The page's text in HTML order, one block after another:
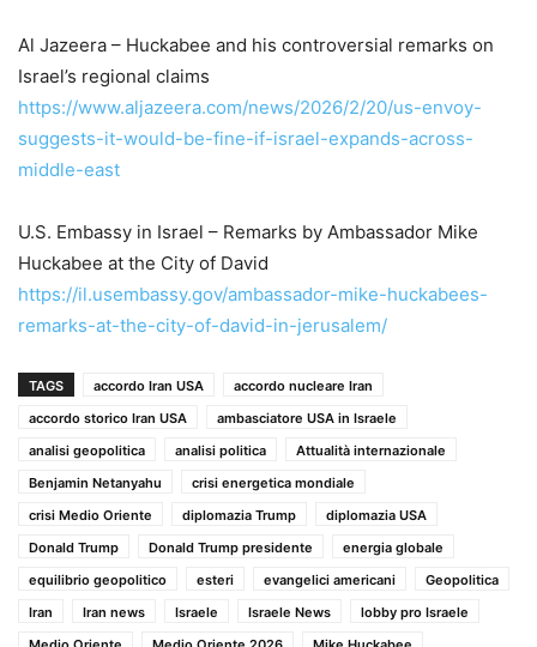
Al Jazeera – Huckabee and his controversial remarks on
Israel’s regional claims
https://www.aljazeera.com/news/2026/2/20/us-envoy-
suggests-it-would-be-fine-if-israel-expands-across-
middle-east
U.S. Embassy in Israel – Remarks by Ambassador Mike
Huckabee at the City of David
https://il.usembassy.gov/ambassador-mike-huckabees-
remarks-at-the-city-of-david-in-jerusalem/
TAGS accordo Iran USA
accordo nucleare Iran
accordo storico Iran USA
ambasciatore USA in Israele
analisi geopolitica
analisi politica
Attualità internazionale
Benjamin Netanyahu
crisi energetica mondiale
crisi Medio Oriente
diplomazia Trump
diplomazia USA
Donald Trump
Donald Trump presidente
energia globale
equilibrio geopolitico
esteri evangelici americani
Geopolitica
Iran
Iran news Israele Israele News
lobby pro Israele